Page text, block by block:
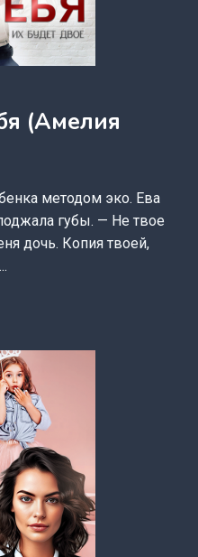
(Амелия
методом эко. Ева
губы. — Не твое
дочь. Копия твоей,